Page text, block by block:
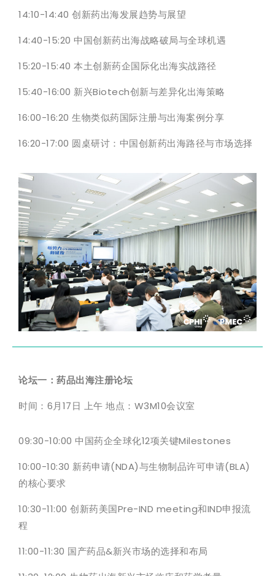
14:10-14:40 创新药出海发展趋势与展望
14:40-15:20 中国创新药出海战略破局与全球机遇
15:20-15:40 本土创新药企国际化出海实战路径
15:40-16:00 新兴Biotech创新与差异化出海策略
16:00-16:20 生物类似药国际注册与出海案例分享
16:20-17:00 圆桌研讨：中国创新药出海路径与市场选择
论坛一：药品出海注册论坛
时间：6月17日 上午 地点：W3M10会议室
09:30-10:00 中国药企全球化12项关键Milestones
10:00-10:30 新药申请(NDA)与生物制品许可申请(BLA)
的核心要求
10:30-11:00 创新药美国Pre-IND meeting和IND申报流
程
11:00-11:30 国产药品&新兴市场的选择和布局